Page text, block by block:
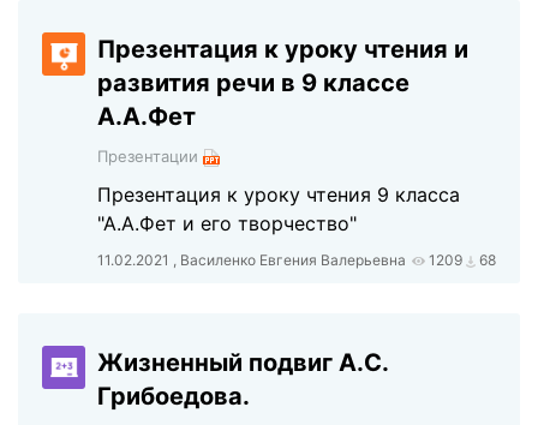
Презентация к уроку чтения и
развития речи в 9 классе
А.А.Фет
Презентации
Презентация к уроку чтения 9 класса
"А.А.Фет и его творчество"
11.02.2021 , Василенко Евгения Валерьевна 1209 68
Жизненный подвиг А.С.
Грибоедова.